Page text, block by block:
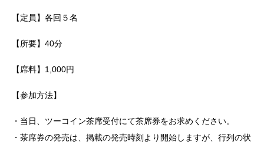
【定員】各回５名
【所要】40分
【席料】1,000円
【参加方法】
・当日、ツーコイン茶席受付にて茶席券をお求めください。
・茶席券の発売は、掲載の発売時刻より開始しますが、行列の状